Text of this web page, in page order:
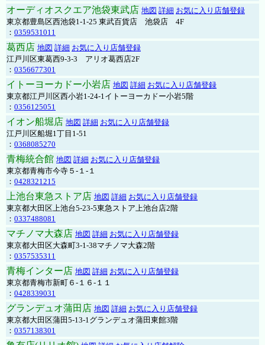
オーディオスクエア池袋東武店 地図 詳細 お気に入り店舗登録
東京都豊島区西池袋1-1-25 東武百貨店 池袋店 4F
： 0359531011
葛西店 地図 詳細 お気に入り店舗登録
江戸川区東葛西9-3-3 アリオ葛西店2F
： 0356677301
イトーヨーカドー小岩店 地図 詳細 お気に入り店舗登録
東京都江戸川区西小岩1-24-1イトーヨーカドー小岩5階
： 0356125051
イオン船堀店 地図 詳細 お気に入り店舗登録
江戸川区船堀1丁目1-51
： 0368085270
青梅統合館 地図 詳細 お気に入り店舗登録
東京都青梅市今寺５-１-１
： 0428321215
上池台東急ストア店 地図 詳細 お気に入り店舗登録
東京都大田区上池台5-23-5東急ストア上池台店2階
： 0337488081
マチノマ大森店 地図 詳細 お気に入り店舗登録
東京都大田区大森町3-1-38マチノマ大森2階
： 0357535311
青梅インター店 地図 詳細 お気に入り店舗登録
東京都青梅市新町６-１６-１１
： 0428339031
グランデュオ蒲田店 地図 詳細 お気に入り店舗登録
東京都大田区蒲田5-13-1グランデュオ蒲田東館3階
： 0357138301